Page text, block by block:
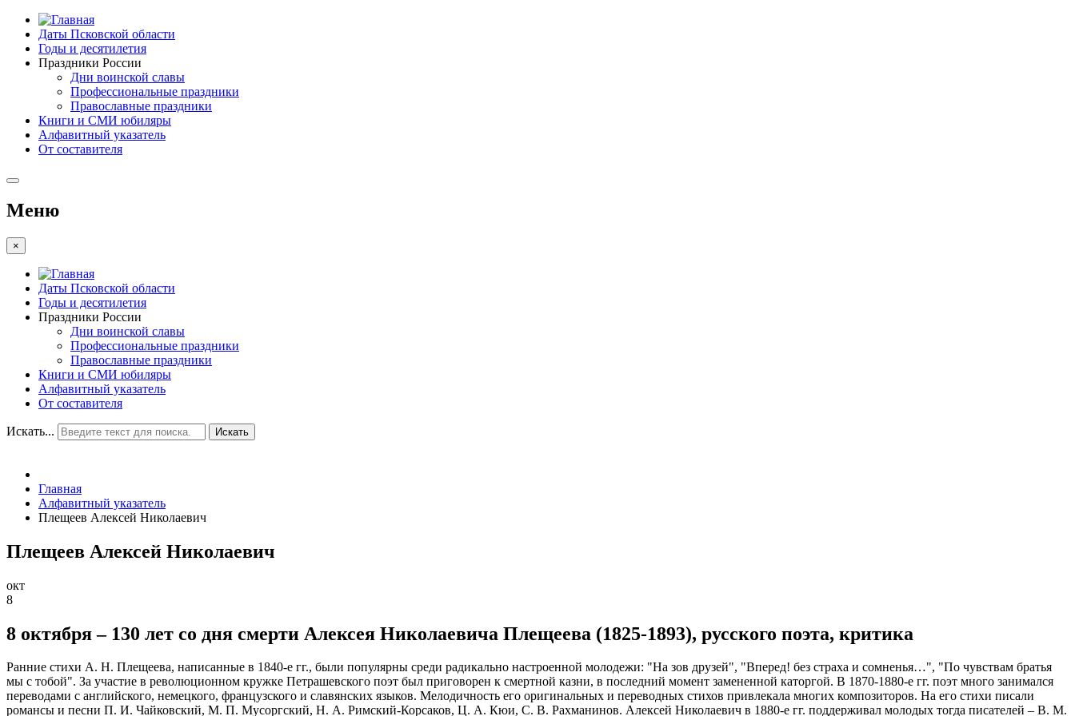
Даты Псковской области
Годы и десятилетия
Праздники России
Дни воинской славы
Профессиональные праздники
Православные праздники
Книги и СМИ юбиляры
Алфавитный указатель
От составителя
Меню
×
Даты Псковской области
Годы и десятилетия
Праздники России
Дни воинской славы
Профессиональные праздники
Православные праздники
Книги и СМИ юбиляры
Алфавитный указатель
От составителя
Искать... Искать
Главная
Алфавитный указатель
Плещеев Алексей Николаевич
Плещеев Алексей Николаевич
окт
8
8 октября – 130 лет со дня смерти Алексея Николаевича Плещеева (1825-1893), русского поэта, критика
Ранние стихи А. Н. Плещеева, написанные в 1840-е гг., были популярны среди радикально настроенной молодежи: "На зов друзей", "Вперед! без страха и сомненья…", "По чувствам братья
мы с тобой". За участие в революционном кружке Петрашевского поэт был приговорен к смертной казни, в последний момент замененной каторгой. В 1870-1880-е гг. поэт много занимался
переводами с английского, немецкого, французского и славянских языков. Мелодичность его оригинальных и переводных стихов привлекала многих композиторов. На его стихи писали
романсы и песни П. И. Чайковский, М. П. Мусоргский, Н. А. Римский-Корсаков, Ц. А. Кюи, С. В. Рахманинов. Алексей Николаевич в 1880-е гг. поддерживал молодых тогда писателей – В. М.